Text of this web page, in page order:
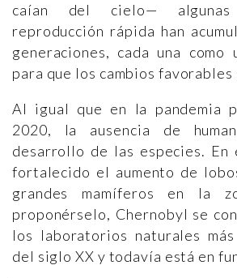
caían del cielo—
reproducción rápida han
generaciones, cada una como
para que los cambios favorables
Al igual que en la pandemia
2020, la ausencia de
desarrollo de las especies. En
fortalecido el aumento de
grandes mamíferos en la
proponérselo, Chernobyl se
los laboratorios naturales
del siglo XX y todavía está en